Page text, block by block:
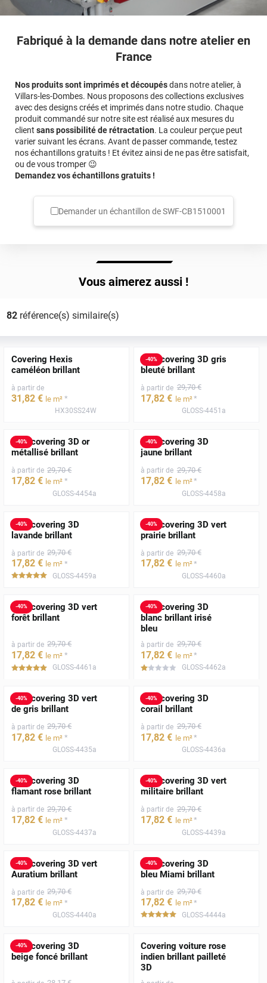
Fabriqué à la demande dans notre atelier en
France
Nos produits sont imprimés et découpésdans notre atelier, à
Villars-les-Dombes. Nous proposons des collections exclusives
avec des designs créés et imprimés dans notre studio. Chaque
produit commandé sur notre site est réalisé aux mesures du
client sans possibilité de rétractation. La couleur perçue peut
varier suivant les écrans. Avant de passer commande, testez
nos échantillons gratuits ! Et évitez ainsi de ne pas être satisfait,
ou de vous tromper 😉
Demandez vos échantillons gratuits !
Demander un échantillon deSWF-CB1510001
Vous aimerez aussi !
82référence(s) similaire(s)
Covering Hexis
caméléon brillant
à partir de
31,82 € le m² *
HX30SS24W
-40%
Film covering 3D gris
bleuté brillant
à partir de 29,70 €
17,82 € le m²*
GLOSS-4451a
-40%
Film covering 3D or
métallisé brillant
à partir de 29,70 €
17,82 € le m² *
GLOSS-4454a
-40%
Film covering 3D
jaune brillant
à partir de 29,70 €
17,82 € le m²*
GLOSS-4458a
-40%
Film covering 3D
lavande brillant
à partir de 29,70 €
17,82 € le m² *
*****
GLOSS-4459a
-40%
Film covering 3D vert
prairie brillant
à partir de 29,70 €
17,82 € le m²*
GLOSS-4460a
-40%
Film covering 3D vert
forêt brillant
à partir de 29,70 €
17,82 € le m² *
*****
GLOSS-4461a
-40%
Film covering 3D
blanc brillant irisé
bleu
à partir de 29,70 €
17,82 € le m²*
***** GLOSS-4462a
-40%
Film covering 3D vert
de gris brillant
à partir de 29,70 €
17,82 € le m² *
GLOSS-4435a
-40%
Film covering 3D
corail brillant
à partir de 29,70 €
17,82 € le m²*
GLOSS-4436a
-40%
Film covering 3D
flamant rose brillant
à partir de 29,70 €
17,82 € le m² *
GLOSS-4437a
-40%
Film covering 3D vert
militaire brillant
à partir de 29,70 €
17,82 € le m²*
GLOSS-4439a
-40%
Film covering 3D vert
Auratium brillant
à partir de 29,70 €
17,82 € le m² *
GLOSS-4440a
-40%
Film covering 3D
bleu Miami brillant
à partir de 29,70 €
17,82 € le m²*
*****
GLOSS-4444a
-40%
Film covering 3D
beige foncé brillant
Covering voiture rose
indien brillant pailleté
3D